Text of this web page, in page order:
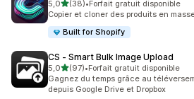
5,0étoile(s) sur 5
(38)
38 avis au total
•Forfait gratuit disponible
Copier et cloner des produits en
Built for Shopify
CS ‑ Smart Bulk Image Upload
5,0étoile(s) sur 5
(97)
97 avis au total
•Forfait gratuit disponible
Gagnez du temps grâce au
depuis Google Drive et Dropbox